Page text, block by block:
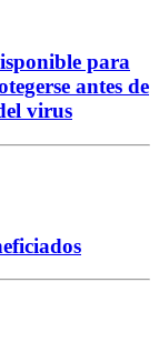
para
antes de
virus